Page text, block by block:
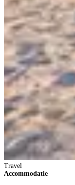
Travel
Accommodatie